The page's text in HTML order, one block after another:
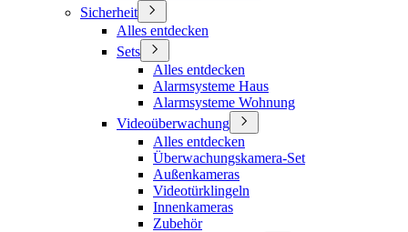
Sicherheit
Alles entdecken
Sets
Alles entdecken
Alarmsysteme Haus
Alarmsysteme Wohnung
Videoüberwachung
Alles entdecken
Überwachungskamera-Set
Außenkameras
Videotürklingeln
Innenkameras
Zubehör